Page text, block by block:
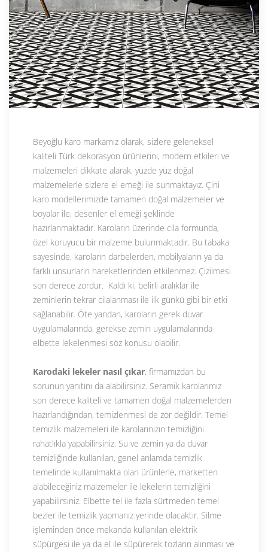
Beyoğlu karo markamız olarak, sizlere geleneksel
kaliteli Türk dekorasyon ürünlerini, modern etkileri ve
malzemeleri dikkate alarak, yüzde yüz doğal
malzemelerle sizlere el emeği ile sunmaktayız. Çini
karo modellerimizde tamamen doğal malzemeler ve
boyalar ile, desenler el emeği şeklinde
hazırlanmaktadır. Karoların üzerinde cila formunda,
özel koruyucu bir malzeme bulunmaktadır. Bu tabaka
sayesinde, karoların darbelerden, mobilyaların ya da
farklı unsurların hareketlerinden etkilenmez. Çizilmesi
son derece zordur. Kaldı ki, belirli aralıklar ile
zeminlerin tekrar cilalanması ile ilk günkü gibi bir etki
sağlanabilir. Öte yandan, karoların gerek duvar
uygulamalarında, gerekse zemin uygulamalarında
elbette lekelenmesi söz konusu olabilir.
Karodaki lekeler nasıl çıkar, firmamızdan bu
sorunun yanıtını da alabilirsiniz. Seramik karolarımız
son derece kaliteli ve tamamen doğal malzemelerden
hazırlandığından, temizlenmesi de zor değildir. Temel
temizlik malzemeleri ile karolarınızın temizliğini
rahatlıkla yapabilirsiniz. Su ve zemin ya da duvar
temizliğinde kullanılan, genel anlamda temizlik
temelinde kullanılmakta olan ürünlerle, marketten
alabileceğiniz malzemeler ile lekelerin temizliğini
yapabilirsiniz. Elbette tel ile fazla sürtmeden temel
bezler ile temizlik yapmanız yerinde olacaktır. Silme
işleminden önce mekanda kullanılan elektrik
süpürgesi ile ya da el ile süpürerek tozların alınması ve